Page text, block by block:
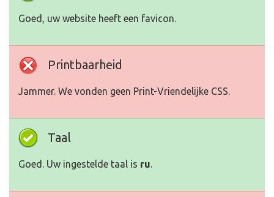
Goed, uw website heeft een favicon.
Printbaarheid
Jammer. We vonden geen Print-Vriendelijke CSS.
Taal
Goed. Uw ingestelde taal is ru.